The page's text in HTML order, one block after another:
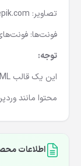
تصاویر: freepik.com
فونت‌ها:
توجه:
محتوا مانند
اطلاعات